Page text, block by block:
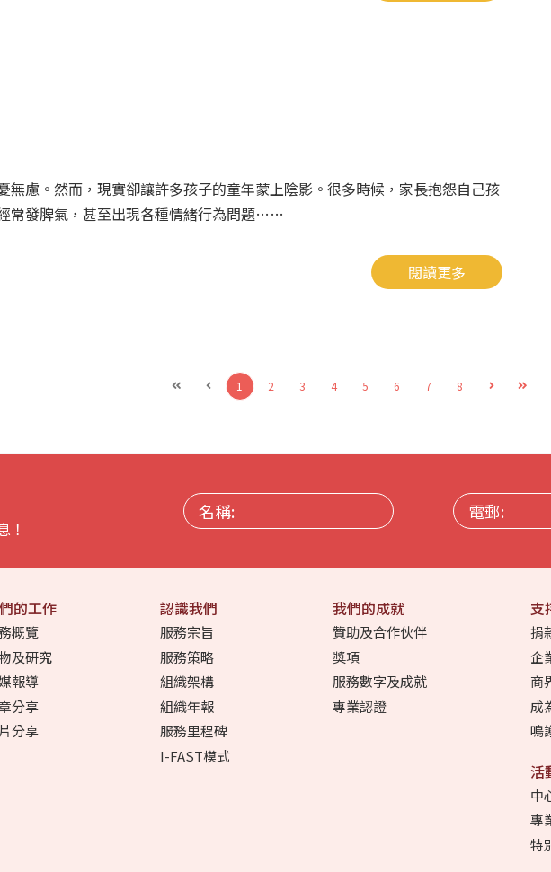
無慮。然而，現實卻讓許多孩子的童年蒙上陰影。很多時候，家長抱怨自己孩
常發脾氣，甚至出現各種情緒行為問題……
閱讀更多
1 2 3 4 5 6 7 8
！
名
稱:
電
郵:
的工作
概覽
及研究
報導
分享
分享
認識我們
服務宗旨
服務策略
組織架構
組織年報
服務里程碑
I-FAST模式
我們的成就
贊助及合作伙伴
獎項
服務數字及成就
專業認證
支
捐
企
商
成
鳴
活
中
專
特